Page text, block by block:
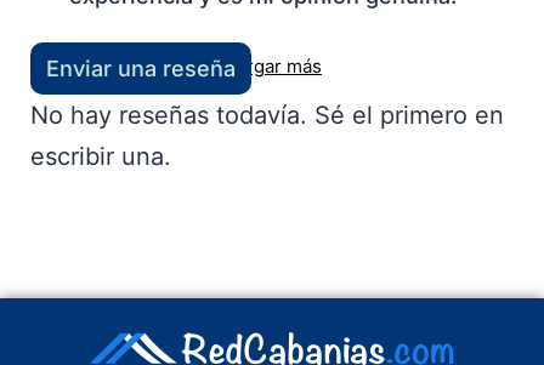
Cargar más
Enviar una reseña
No hay reseñas todavía. Sé el primero en
escribir una.